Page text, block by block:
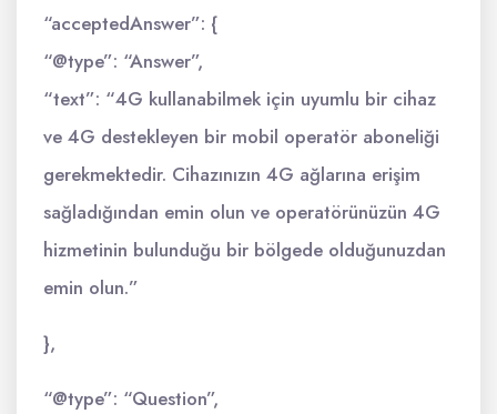
“acceptedAnswer”: {
“@type”: “Answer”,
“text”: “4G kullanabilmek için uyumlu bir cihaz
ve 4G destekleyen bir mobil operatör aboneliği
gerekmektedir. Cihazınızın 4G ağlarına erişim
sağladığından emin olun ve operatörünüzün 4G
hizmetinin bulunduğu bir bölgede olduğunuzdan
emin olun.”
},
“@type”: “Question”,